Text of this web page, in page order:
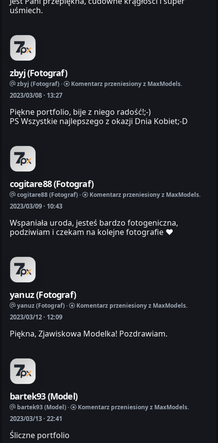
uśmiech.
zbyj (Fotograf)
zbyj (Fotograf) · Komentarz przeniesiony z MaxModels.
2023/03/08 · 13:27
Piękne portfolio, bije z niego radość!;-)
PS Wszystkie najlepszego z okazji Dnia Kobiet;-D
cogitare88 (Fotograf)
cogitare88 (Fotograf) · Komentarz przeniesiony z MaxModels.
2023/03/09 · 10:43
Wspaniała uroda, jesteś bardzo fotogeniczna,
podziwiam i czekam na kolejne fotografie ❤️
yanuz (Fotograf)
yanuz (Fotograf) · Komentarz przeniesiony z MaxModels.
2023/03/12 · 12:09
Piękna, Zjawiskowa Modelka! Pozdrawiam.
bartek93 (Model)
bartek93 (Model) · Komentarz przeniesiony z MaxModels.
2023/03/13 · 22:41
Śliczne portfolio